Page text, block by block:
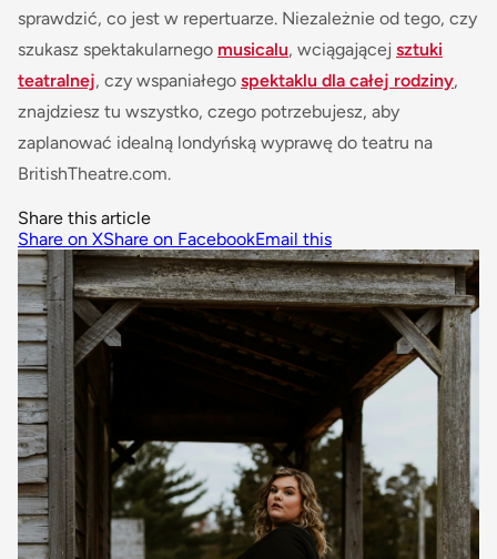
sprawdzić, co jest w repertuarze. Niezależnie od tego, czy
szukasz spektakularnego musicalu, wciągającej sztuki
teatralnej, czy wspaniałego spektaklu dla całej rodziny,
znajdziesz tu wszystko, czego potrzebujesz, aby
zaplanować idealną londyńską wyprawę do teatru na
BritishTheatre.com.
Share this article
Share on XShare on FacebookEmail this